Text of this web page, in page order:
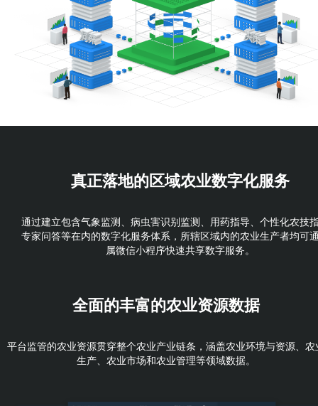
真正落地的区域农业数字化服务
通过建立包含气象监测、病虫害识别监测、用药指导、个性化农技
专家问答等在内的数字化服务体系，所辖区域内的农业生产者均可
属微信小程序快速共享数字服务。
全面的丰富的农业资源数据
平台监管的农业资源贯穿整个农业产业链条，涵盖农业环境与资源、农
生产、农业市场和农业管理等领域数据。